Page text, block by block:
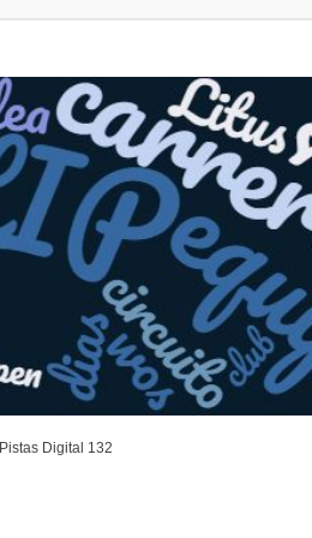
Pistas Digital 132